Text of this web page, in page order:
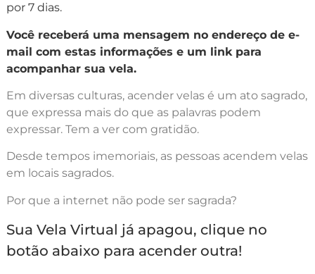
por 7 dias.
Você receberá uma mensagem no endereço de e-
mail com estas informações e um link para
acompanhar sua vela.
Em diversas culturas, acender velas é um ato sagrado,
que expressa mais do que as palavras podem
expressar. Tem a ver com gratidão.
Desde tempos imemoriais, as pessoas acendem velas
em locais sagrados.
Por que a internet não pode ser sagrada?
Sua Vela Virtual já apagou, clique no
botão abaixo para acender outra!